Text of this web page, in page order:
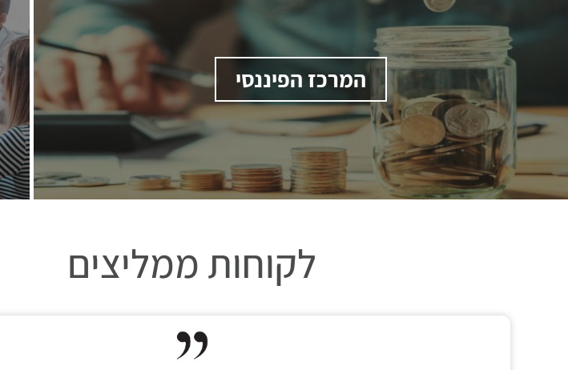
המרכז הפיננסי
לקוחות ממליצים